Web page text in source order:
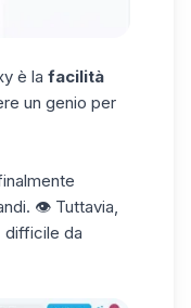
è la facilità
un genio per
👁️ Tuttavia,
difficile da